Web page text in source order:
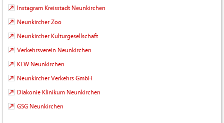
Instagram Kreisstadt Neunkirchen
Neunkircher Zoo
Neunkircher Kulturgesellschaft
Verkehrsverein Neunkirchen
KEW Neunkirchen
Neunkircher Verkehrs GmbH
Diakonie Klinikum Neunkirchen
GSG Neunkirchen